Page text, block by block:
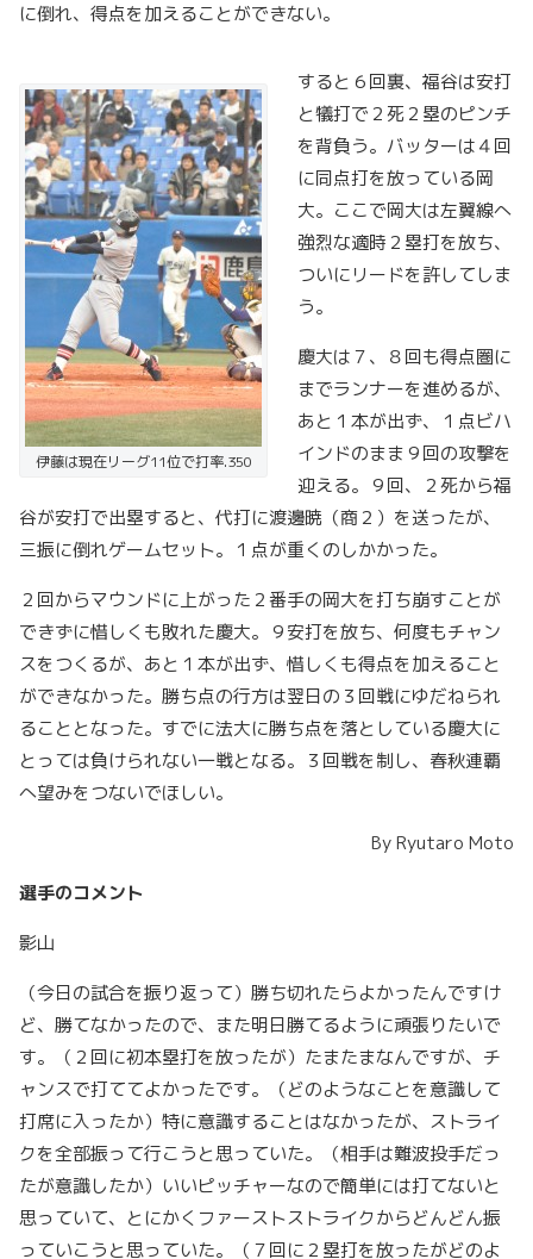
に倒れ、得点を加えることができない。
伊藤は現在リーグ11位で打率.350
すると６回裏、福谷は安打
と犠打で２死２塁のピンチ
を背負う。バッターは４回
に同点打を放っている岡
大。ここで岡大は左翼線へ
強烈な適時２塁打を放ち、
ついにリードを許してしま
う。
慶大は７、８回も得点圏に
までランナーを進めるが、
あと１本が出ず、１点ビハ
インドのまま９回の攻撃を
迎える。９回、２死から福
谷が安打で出塁すると、代打に渡邊暁（商２）を送ったが、
三振に倒れゲームセット。１点が重くのしかかった。
２回からマウンドに上がった２番手の岡大を打ち崩すことが
できずに惜しくも敗れた慶大。９安打を放ち、何度もチャン
スをつくるが、あと１本が出ず、惜しくも得点を加えること
ができなかった。勝ち点の行方は翌日の３回戦にゆだねられ
ることとなった。すでに法大に勝ち点を落としている慶大に
とっては負けられない一戦となる。３回戦を制し、春秋連覇
へ望みをつないでほしい。
By Ryutaro Moto
選手のコメント
影山
（今日の試合を振り返って）勝ち切れたらよかったんですけ
ど、勝てなかったので、また明日勝てるように頑張りたいで
す。（２回に初本塁打を放ったが）たまたまなんですが、チ
ャンスで打ててよかったです。（どのようなことを意識して
打席に入ったか）特に意識することはなかったが、ストライ
クを全部振って行こうと思っていた。（相手は難波投手だっ
たが意識したか）いいピッチャーなので簡単には打てないと
思っていて、とにかくファーストストライクからどんどん振
っていこうと思っていた。（７回に２塁打を放ったがどのよ